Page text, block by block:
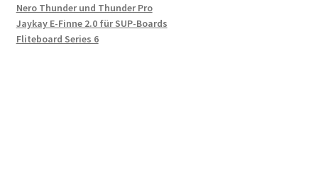
Nero Thunder und Thunder Pro
Jaykay E-Finne 2.0 für SUP-Boards
Fliteboard Series 6